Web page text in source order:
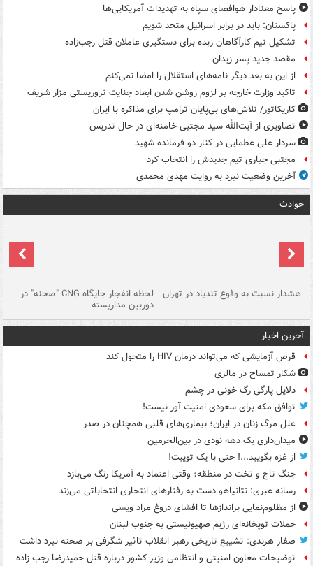
پاسخ معنادار هوافضای سپاه به تهدیدات آمریکایی‌ها
پاکستان: باید در برابر اسرائیل متحد شویم
تشکیل تیم کارآگاهان زبده برای دستگیری عاملان قتل رجب‌زاده
مقصد جدید پسر زیدان
از این به بعد دیگر نامه‌های استقلال را امضا نمی‌کنم
تاکید وزارت خارجه بر لزوم روشن شدن ابعاد جنایت تروریستی مزار شریف
کاریکاتور/ تلاش‌های بی‌پایان ترامپ برای مذاکره با ایران
تصاویری از آیت‌الله سید مجتبی خامنه‌ای در حال تدریس
سردار علی عظمایی در کنار دو فرمانده شهید
مجتبی جباری تیم جدیدش را انتخاب کرد
آخرین وضعیت نبرد به روایت مهدی محمدی
حوادث
هشدار نسبت به وفوع تندباد در تهران لحظه انفجار جایگاه CNG "صحنه" در
دوربین مداربسته
آخرین اخبار
قرص آزمایشی که می‌تواند درمان HIV را متحول کند
شکار تمساح در مالزی
دلایل پارگی رگ خونی در چشم
توافق مکه برای سعودی امنیت آور نیست!
علل مرگ زنان در ایران؛ بیماری‌های قلبی همچنان در صدر
میدان‌داری یک دهه نودی در بین‌الحرمین
از غزه بگویید...! حتی با یک توییت!
جنگ تاج و تخت در منطقه؛ وقتی اعتماد به آمریکا رنگ می‌بازد
رسانه عبری: نتانیاهو دست به رفتارهای انتحاری انتخاباتی می‌زند
از مظلوم‌نمایی براندازها تا افشای دروغ مراد ویسی
حملات توپخانه‌ای رژیم صهیونیستی به جنوب لبنان
صفار هرندی: تشییع تاریخی رهبر انقلاب تاثیر شگرفی بر صحنه نبرد داشت
توضیحات معاون امنیتی و انتظامی وزیر کشور درباره قتل حمیدرضا رجب زاده